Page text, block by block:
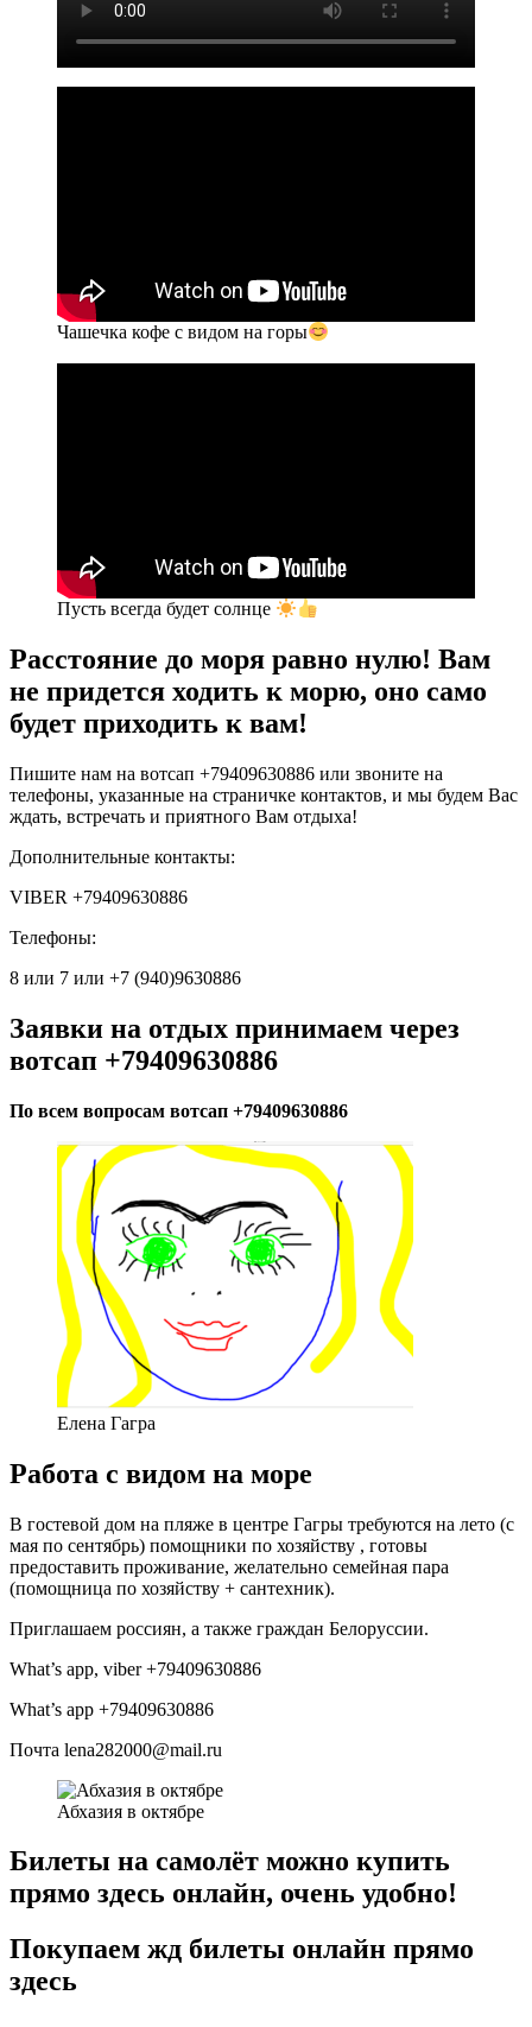
Чашечка кофе с видом на горы
Пусть всегда будет солнце
Расстояние до моря равно нулю! Вам
не придется ходить к морю, оно само
будет приходить к вам!
Пишите нам на вотсап +79409630886 или звоните на
телефоны, указанные на страничке контактов, и мы будем Вас
ждать, встречать и приятного Вам отдыха!
Дополнительные контакты:
VIBER +79409630886
Телефоны:
8 или 7 или +7 (940)9630886
Заявки на отдых принимаем через
вотсап +79409630886
По всем вопросам вотсап +79409630886
Елена Гагра
Работа с видом на море
В гостевой дом на пляже в центре Гагры требуются на лето (с
мая по сентябрь) помощники по хозяйству , готовы
предоставить проживание, желательно семейная пара
(помощница по хозяйству + сантехник).
Приглашаем россиян, а также граждан Белоруссии.
What’s app, viber +79409630886
What’s app +79409630886
Почта lena282000@mail.ru
Абхазия в октябре
Билеты на самолёт можно купить
прямо здесь онлайн, очень удобно!
Покупаем жд билеты онлайн прямо
здесь